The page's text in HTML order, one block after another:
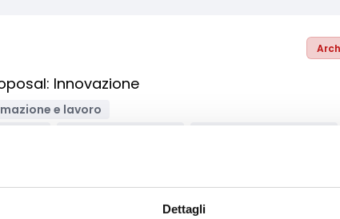
Dettagli
Innovazione
e lavoro
ICT